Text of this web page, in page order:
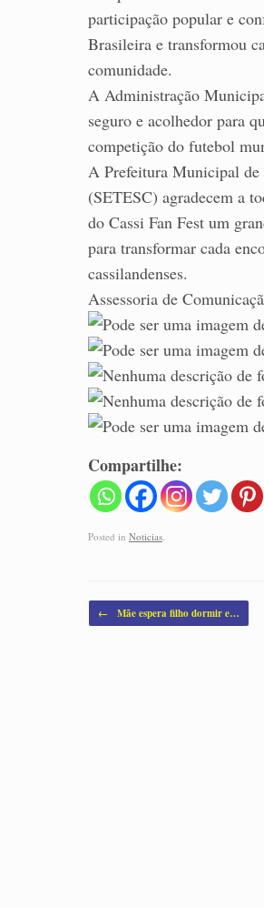
participação popular e
Brasileira e transformou
comunidade.
A Administração
seguro e acolhedor para
competição do futebol
A Prefeitura Municipal de
(SETESC) agradecem a
do Cassi Fan Fest um
para transformar cada
cassilandenses.
Assessoria de
Compartilhe:
Posted in Noticias
Post navigation
← Mãe espera filho dormir e…